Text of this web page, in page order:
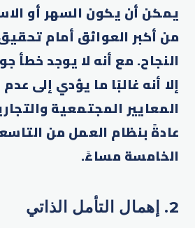
يمكن أن يكون السهر أو
من أكبر العوائق أمام
النجاح. مع أنه لا يوجد خطأ
إلا أنه غالبًا ما يؤدي إلى
المعايير المجتمعية
عادةً بنظام العمل من
الخامسة مساءً.
2. إهمال التأمل الذاتي